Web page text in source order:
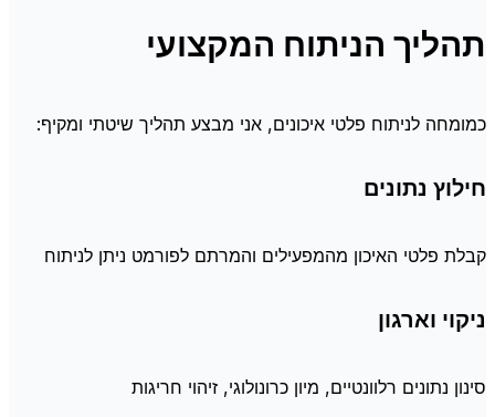
תהליך הניתוח המקצועי
כמומחה לניתוח פלטי איכונים, אני מבצע תהליך שיטתי ומקיף:
חילוץ נתונים
קבלת פלטי האיכון מהמפעילים והמרתם לפורמט ניתן לניתוח
ניקוי וארגון
סינון נתונים רלוונטיים, מיון כרונולוגי, זיהוי חריגות